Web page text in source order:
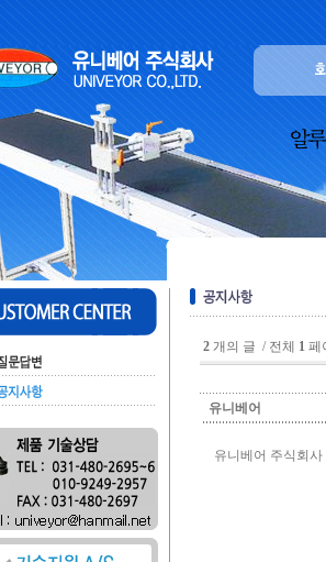
2 개의 글 / 전체 1 페
유니베어
유니베어 주식회